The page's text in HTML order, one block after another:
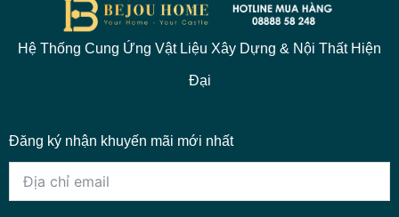
Hệ Thống Cung Ứng Vật Liệu Xây Dựng & Nội Thất Hiện
Đại
Đăng ký nhận khuyến mãi mới nhất